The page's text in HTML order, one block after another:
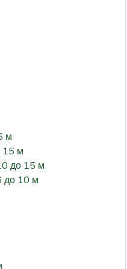
м
15 м
до 15 м
до 10 м